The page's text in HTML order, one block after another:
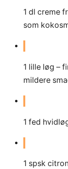
1 dl creme
som
1 lille løg –
mildere
1 fed
1 spsk